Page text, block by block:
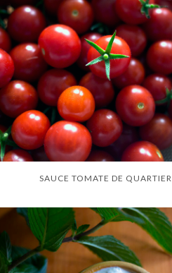
SAUCE TOMATE DE QUARTIER